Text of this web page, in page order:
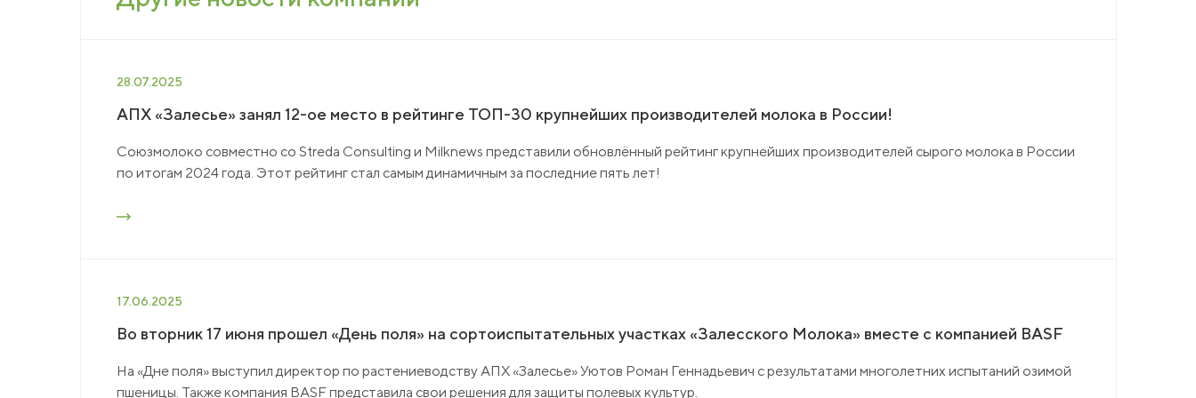
28.07.2025
АПХ «Залесье» занял 12-ое место в рейтинге ТОП-30 крупнейших производителей молока в России!
Союзмолоко совместно со Streda Consulting и Milknews представили обновлённый рейтинг крупнейших производителей сырого молока в России
по итогам 2024 года. Этот рейтинг стал самым динамичным за последние пять лет!
17.06.2025
Во вторник 17 июня прошел «День поля» на сортоиспытательных участках «Залесского Молока» вместе с компанией BASF
На «Дне поля» выступил директор по растениеводству АПХ «Залесье» Уютов Роман Геннадьевич с результатами многолетних испытаний озимой
пшеницы. Также компания BASF представила свои решения для защиты полевых культур.